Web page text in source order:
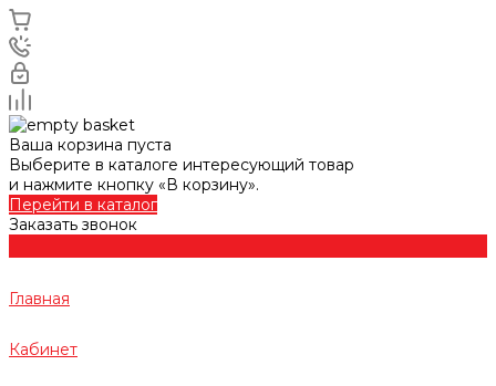
Ваша корзина пуста
Выберите в каталоге интересующий товар
и нажмите кнопку «В корзину».
Перейти в каталог
Заказать звонок
Главная
Кабинет